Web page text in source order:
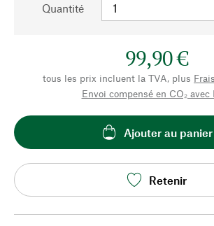
Quantité
99,90 €
tous les prix incluent la TVA, plus
Envoi compensé en CO₂ avec
Ajouter au panier
Retenir